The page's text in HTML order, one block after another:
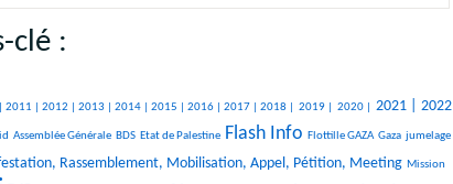
clé :
2011 | 2012 | 2013 | 2014 | 2015 | 2016 | 2017 | 2018 | 2019 | 2020 | 2021 |
2022
Assemblée Générale BDS Etat de Palestine Flash Info Flottille GAZA Gaza jumelage
Rassemblement, Mobilisation, Appel, Pétition, Meeting Mission